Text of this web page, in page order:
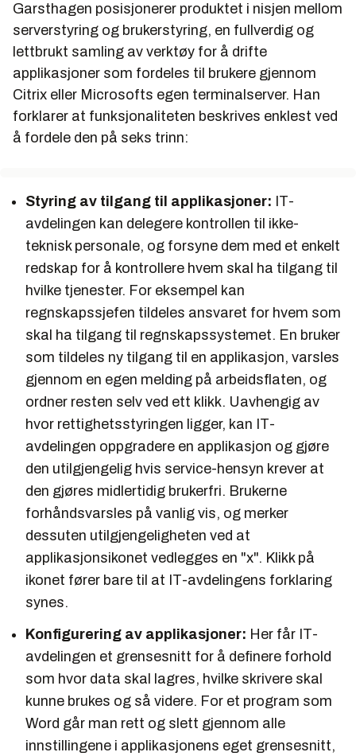
Garsthagen posisjonerer produktet i nisjen mellom
serverstyring og brukerstyring, en fullverdig og
lettbrukt samling av verktøy for å drifte
applikasjoner som fordeles til brukere gjennom
Citrix eller Microsofts egen terminalserver. Han
forklarer at funksjonaliteten beskrives enklest ved
å fordele den på seks trinn:
Styring av tilgang til applikasjoner: IT-
avdelingen kan delegere kontrollen til ikke-
teknisk personale, og forsyne dem med et enkelt
redskap for å kontrollere hvem skal ha tilgang til
hvilke tjenester. For eksempel kan
regnskapssjefen tildeles ansvaret for hvem som
skal ha tilgang til regnskapssystemet. En bruker
som tildeles ny tilgang til en applikasjon, varsles
gjennom en egen melding på arbeidsflaten, og
ordner resten selv ved ett klikk. Uavhengig av
hvor rettighetsstyringen ligger, kan IT-
avdelingen oppgradere en applikasjon og gjøre
den utilgjengelig hvis service-hensyn krever at
den gjøres midlertidig brukerfri. Brukerne
forhåndsvarsles på vanlig vis, og merker
dessuten utilgjengeligheten ved at
applikasjonsikonet vedlegges en "x". Klikk på
ikonet fører bare til at IT-avdelingens forklaring
synes.
Konfigurering av applikasjoner: Her får IT-
avdelingen et grensesnitt for å definere forhold
som hvor data skal lagres, hvilke skrivere skal
kunne brukes og så videre. For et program som
Word går man rett og slett gjennom alle
innstillingene i applikasjonens eget grensesnitt,